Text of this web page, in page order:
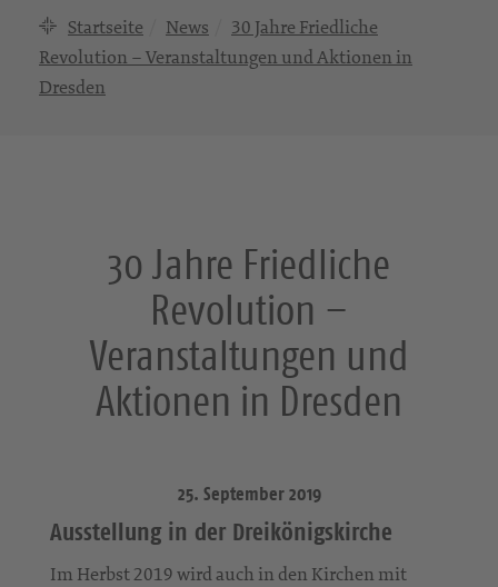
Startseite News
30 Jahre Friedliche
Revolution – Veranstaltungen und Aktionen in
Dresden
30 Jahre Friedliche
Revolution –
Veranstaltungen und
Aktionen in Dresden
25. September 2019
Ausstellung in der Dreikönigskirche
Im Herbst 2019 wird auch in den Kirchen mit